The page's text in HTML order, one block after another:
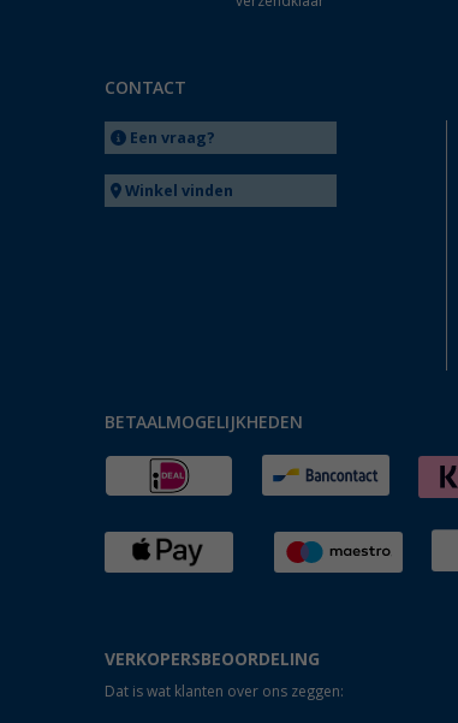
CONTACT
Een vraag?
Winkel vinden
BETAALMOGELIJKHEDEN
VERKOPERSBEOORDELING
Dat is wat klanten over ons zeggen: